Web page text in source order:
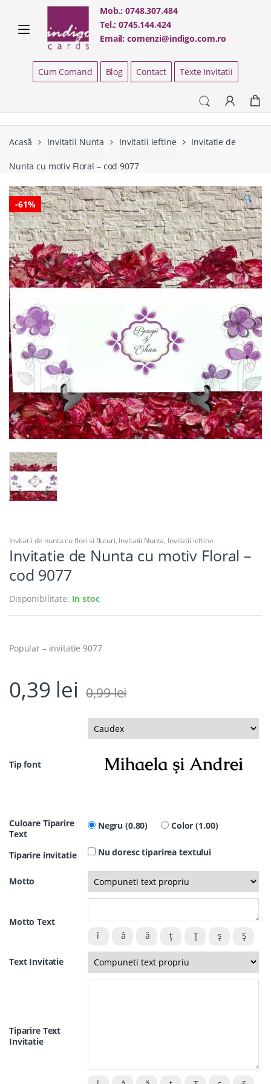
navigation
content
Mob.:0748.307.484
Tel.:0745.144.424
Email:comenzi@indigo.com.ro
Cum Comand Blog Contact Texte Invitatii
Acasă Invitatii Nunta Invitatii ieftine Invitatie de
Nunta cu motiv Floral – cod 9077
-61% 🔍
Invitatii de nunta cu flori si fluturi, Invitatii Nunta, Invitatii ieftine
Invitatie de Nunta cu motiv Floral –
cod 9077
Disponibilitate: In stoc
Popular – invitatie 9077
0,39 lei 0,99lei
Tip font
Culoare Tiparire
Text
Negru (0.80) Color (1.00)
Tiparire invitatie Nu doresc tiparirea textului
Motto
Motto Text
Text Invitatie
Tiparire Text
Invitatie